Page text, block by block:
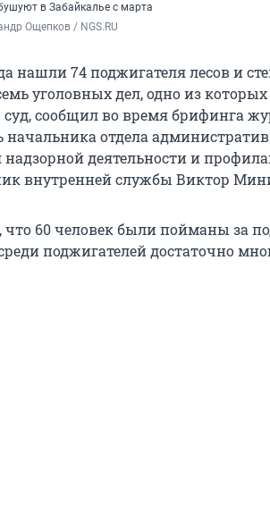
в Забайкалье с марта
Ощепков / NGS.RU
нашли 74 поджигателя лесов и
уголовных дел, одно из
суд, сообщил во время брифинга
начальника отдела
деятельности и
внутренней службы Виктор
60 человек были пойманы за
поджигателей достаточно